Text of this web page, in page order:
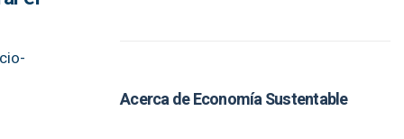
Acerca de Economía Sustentable